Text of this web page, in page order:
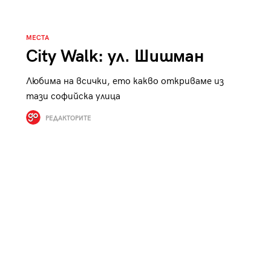
МЕСТА
City Walk: ул. Шишман
Любима на всички, ето какво откриваме из
тази софийска улица
РЕДАКТОРИТЕ29